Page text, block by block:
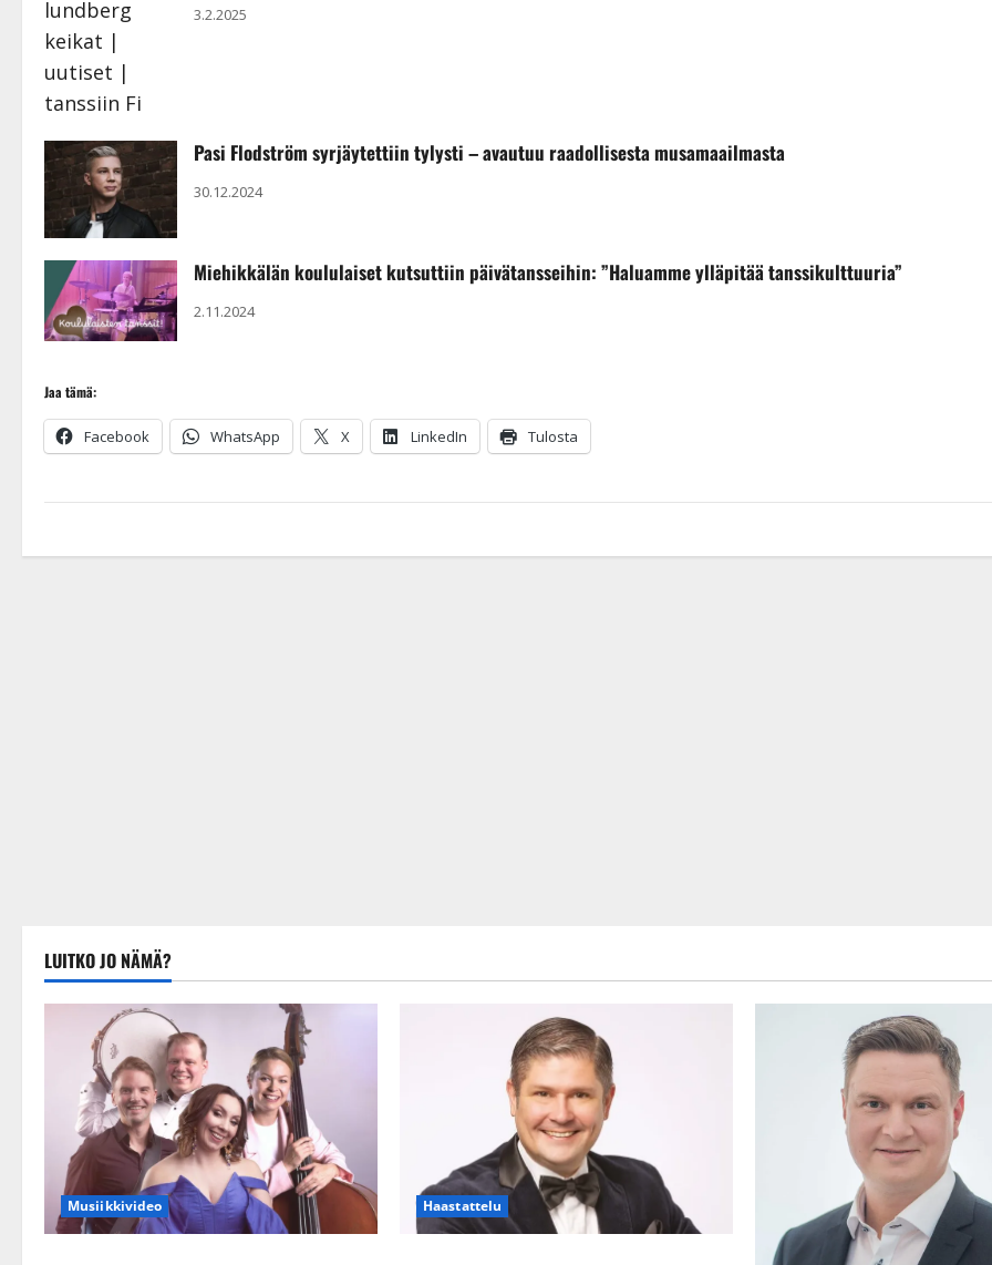
3.2.2025
Pasi Flodström syrjäytettiin tylysti – avautuu raadollisesta musamaailmasta
30.12.2024
Miehikkälän koululaiset kutsuttiin päivätansseihin: ”Haluamme ylläpitää tanssikulttuuria”
2.11.2024
Jaa tämä:
Facebook WhatsApp X LinkedIn Tulosta
LUITKO JO NÄMÄ?
Musiikkivideo Haastattelu